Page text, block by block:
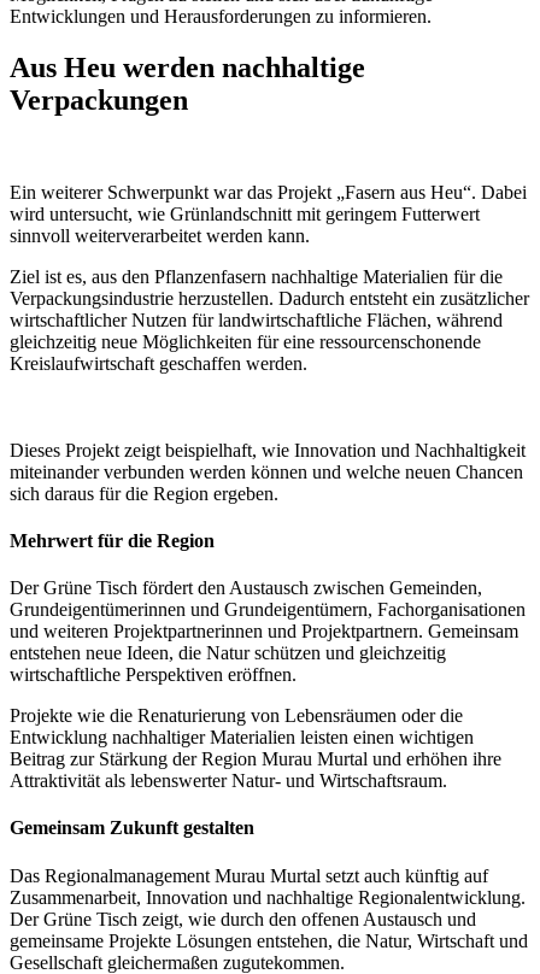
Entwicklungen und Herausforderungen zu informieren.
Aus Heu werden nachhaltige
Verpackungen
Ein weiterer Schwerpunkt war das Projekt „Fasern aus Heu“. Dabei
wird untersucht, wie Grünlandschnitt mit geringem Futterwert
sinnvoll weiterverarbeitet werden kann.
Ziel ist es, aus den Pflanzenfasern nachhaltige Materialien für die
Verpackungsindustrie herzustellen. Dadurch entsteht ein zusätzlicher
wirtschaftlicher Nutzen für landwirtschaftliche Flächen, während
gleichzeitig neue Möglichkeiten für eine ressourcenschonende
Kreislaufwirtschaft geschaffen werden.
Dieses Projekt zeigt beispielhaft, wie Innovation und Nachhaltigkeit
miteinander verbunden werden können und welche neuen Chancen
sich daraus für die Region ergeben.
Mehrwert für die Region
Der Grüne Tisch fördert den Austausch zwischen Gemeinden,
Grundeigentümerinnen und Grundeigentümern, Fachorganisationen
und weiteren Projektpartnerinnen und Projektpartnern. Gemeinsam
entstehen neue Ideen, die Natur schützen und gleichzeitig
wirtschaftliche Perspektiven eröffnen.
Projekte wie die Renaturierung von Lebensräumen oder die
Entwicklung nachhaltiger Materialien leisten einen wichtigen
Beitrag zur Stärkung der Region Murau Murtal und erhöhen ihre
Attraktivität als lebenswerter Natur- und Wirtschaftsraum.
Gemeinsam Zukunft gestalten
Das Regionalmanagement Murau Murtal setzt auch künftig auf
Zusammenarbeit, Innovation und nachhaltige Regionalentwicklung.
Der Grüne Tisch zeigt, wie durch den offenen Austausch und
gemeinsame Projekte Lösungen entstehen, die Natur, Wirtschaft und
Gesellschaft gleichermaßen zugutekommen.